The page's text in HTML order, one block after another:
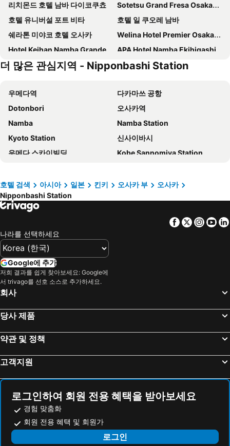
리치몬드 호텔 남바 다이코쿠쵸
Sotetsu Grand Fresa Osaka-Namba
호텔 유니버설 포트 비타
호텔 일 쿠오레 남바
쉐라톤 미야코 호텔 오사카
Welina Hotel Premier Osaka Namba
Hotel Keihan Namba Grande
APA Hotel Namba Ekihigashi
남바 오리엔탈 호텔
Osaka Marriott Miyako Hotel
APA Hotel & Resort Osaka Umeda Eki Tower
Shinsaibashi ARTY Inn
호텔 케이한 유니버설 타워
Dormy Inn Premium Namba Natural Hot Spring
퍼스트 캐빈 미도스지 남바
Oriental Hotel Universal City
이비스 스타일스 오사카 남바
호텔 몬토레 그라스미아 오사카
Super Hotel Namba Nipponbashi
호텔 브라이턴 시티 오사카 기타하마
Candeo Hotels Osaka Namba
Hotel Forza Osaka Namba Dotonbori
Candeo Hotels Osaka The Tower
하튼 호텔 니시우메다
하튼 호텔 신사이바시
Liber Hotel Osaka
와이즈 캐빈 오사카 난바
HOTEL TRAD Replay
호텔 비스치오 오사카 바이 그란비아
아크 호텔 오사카 신사이바시 - 루트-인 호텔스 -
Hotel Dans Le Coeur Osaka Umeda
호텔 그란비아 오사카
Henn na Hotel Express Osaka Namba Nipponbashi
레지덴셜 호텔 하레 신-오사카
KOKO HOTEL Osaka Namba Sennichimae
Toyoko Inn Osaka Nippombashi Bunraku Gekijo Mae
Kuromon Crystal Hotel
Lala Fleur (Adult Only)
Rex Inn Namba
Kuromon Royal Niponbashi
더 많은 관심지역 - Nipponbashi Station
우메다역
다카마쓰 공항
Dotonbori
오사카역
Namba
Namba Station
Kyoto Station
신사이바시
우메다 스카이빌딩
Kobe Sannomiya Station
신사이바시역
Sakae Station
교세라 돔 오사카
오사카성
나고야 국제공항
Intex Osaka
주부 공항
Dynaland Ski Resort
Arima Onsen
Kanayama Station
Suzuka Circuit
Kuromon Ichiba
Namba Walk
Kobe Station
Kiyomizu Gojo Station
Higashiyama
Osaka City Air Terminal
Shijo Station
Gion-Shijo Station
호텔 검색 아시아 일본 킨키 오사카 부
오사카
Nipponbashi Station
Facebook
Twitter
나라를 선택하세요
Google에 추가
저희 결과를 쉽게 찾아보세요: Google에
서 trivago를 선호 소스로 추가하세요.
회사
당사 제품
약관 및 정책
고객지원
로그인하여 회원 전용 혜택을 받아보세요
경험 맞춤화
회원 전용 혜택 및 회원가
로그인